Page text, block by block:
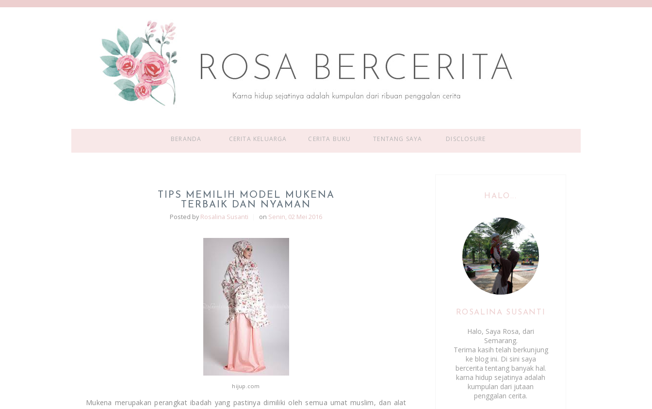
BERANDA CERITA KELUARGA CERITA BUKU TENTANG SAYA DISCLOSURE
TIPS MEMILIH MODEL MUKENA
TERBAIK DAN NYAMAN
Posted by Rosalina Susanti on Senin, 02 Mei 2016
hijup.com
Mukena merupakan perangkat ibadah yang pastinya dimiliki oleh semua umat muslim, dan alat
HALO...
ROSALINA SUSANTI
Halo, Saya Rosa, dari
Semarang.
Terima kasih telah berkunjung
ke blog ini. Di sini saya
bercerita tentang banyak hal.
karna hidup sejatinya adalah
kumpulan dari jutaan
penggalan cerita.